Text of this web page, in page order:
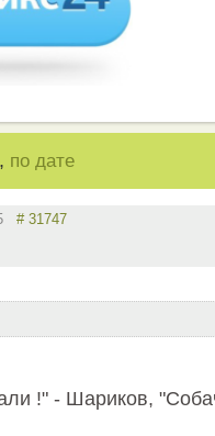
, по дате
# 31747
!" - Шариков,